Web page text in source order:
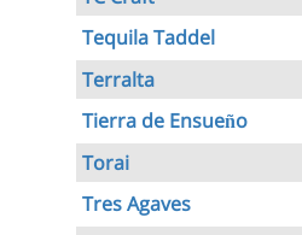
Tequila Taddel
Terralta
Tierra de Ensueño
Torai
Tres Agaves